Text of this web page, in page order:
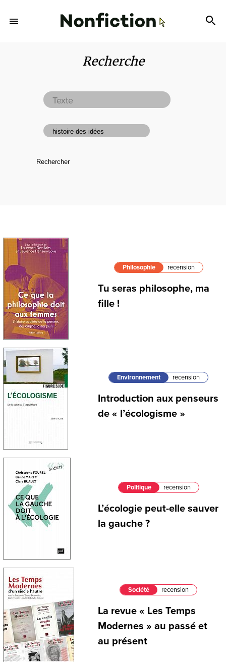
Recherche
Philosophie recension
Tu seras philosophe, ma
fille !
Environnement recension
Introduction aux penseurs
de « l’écologisme »
Politique recension
L’écologie peut-elle sauver
la gauche ?
Société recension
La revue « Les Temps
Modernes » au passé et
au présent